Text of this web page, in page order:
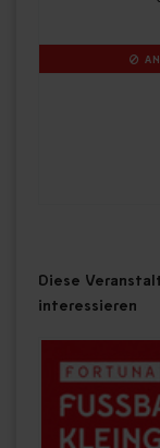
Diese
interessieren